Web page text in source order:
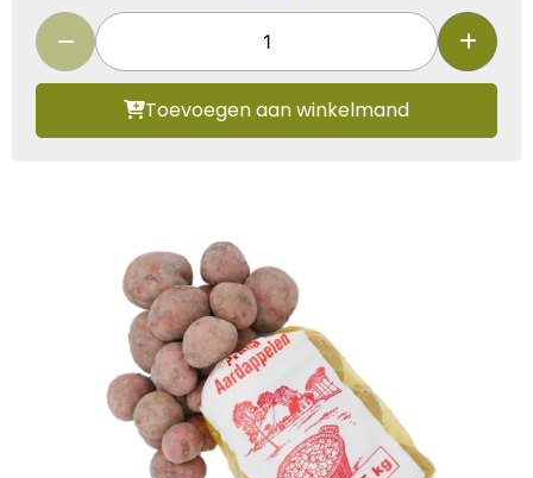
Toevoegen aan winkelmand